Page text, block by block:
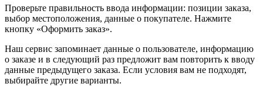
Проверьте правильность ввода информации: позиции заказа,
выбор местоположения, данные о покупателе. Нажмите
кнопку «Оформить заказ».
Наш сервис запоминает данные о пользователе, информацию
о заказе и в следующий раз предложит вам повторить к вводу
данные предыдущего заказа. Если условия вам не подходят,
выбирайте другие варианты.